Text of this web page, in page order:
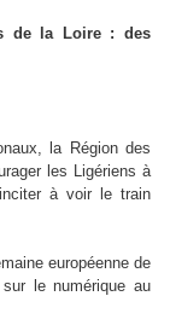
de la Loire : des
la Région des
les Ligériens à
à voir le train
européenne de
le numérique au